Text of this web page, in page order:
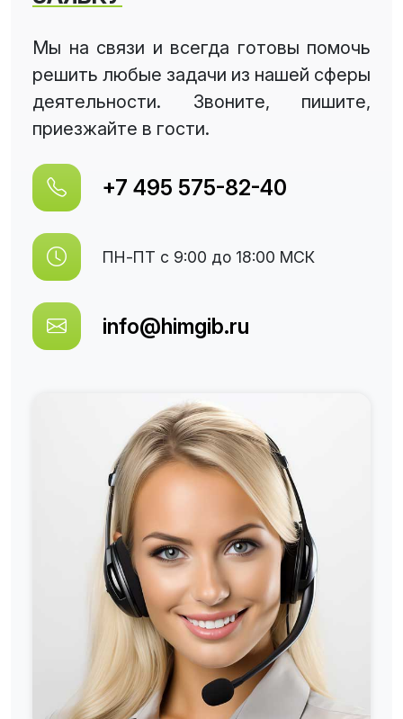
Мы на связи и всегда готовы помочь
решить любые задачи из нашей сферы
деятельности. Звоните, пишите,
приезжайте в гости.
+7 495 575-82-40
ПН-ПТ с 9:00 до 18:00 МСК
info@himgib.ru